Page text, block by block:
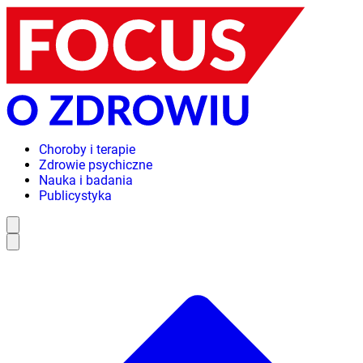
Choroby i terapie
Zdrowie psychiczne
Nauka i badania
Publicystyka